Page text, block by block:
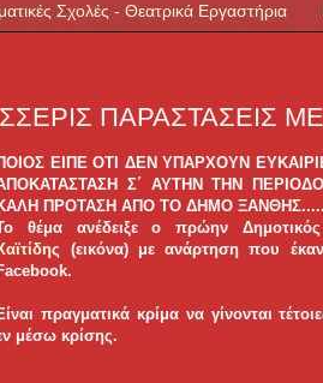
Σχολές - Θεατρικά Εργαστήρια
ΠΑΡΑΣΤΑΣΕΙΣ
ΕΙΠΕ ΟΤΙ ΔΕΝ ΥΠΑΡΧΟΥΝ
Σ΄ ΑΥΤΗΝ ΤΗΝ
ΠΡΟΤΑΣΗ ΑΠΟ ΤΟ ΔΗΜΟ ΞΑΝΘΗΣ.....
θέμα ανέδειξε ο πρώην
ς (εικόνα) με ανάρτηση που
πραγματικά κρίμα να γίνονται
μέσω κρίσης.